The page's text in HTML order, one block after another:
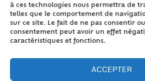
à ces technologies nous permettra de
telles que le comportement de
sur ce site. Le fait de ne pas consentir
consentement peut avoir un effet
caractéristiques et fonctions.
ACCEPTER
Contact
Plan du site
Mentions légales
Politique de cookies